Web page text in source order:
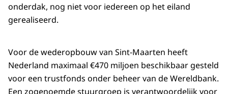
onderdak, nog niet voor iedereen op het eiland
gerealiseerd.
Voor de wederopbouw van Sint-Maarten heeft
Nederland maximaal €470 miljoen beschikbaar gesteld
voor een trustfonds onder beheer van de Wereldbank.
Een zogenoemde stuurgroep is verantwoordelijk voor